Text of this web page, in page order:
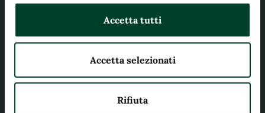
Accetta tutti
Accetta selezionati
Rifiuta
Organi di governo
Uffici
Politici